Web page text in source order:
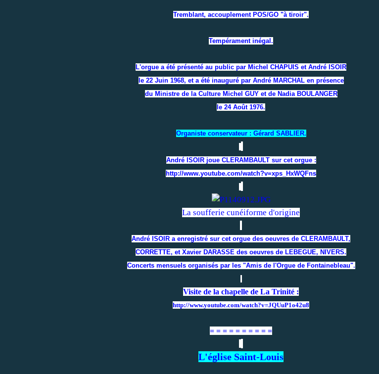
Tremblant, accouplement POS/GO "à tiroir".
Tempérament inégal.
L'orgue a été présenté au public par Michel CHAPUIS et André ISOIR
le 22 Juin 1968, et a été inauguré par André MARCHAL en présence
du Ministre de la Culture Michel GUY et de Nadia BOULANGER
le 24 Août 1976.
Organiste conservateur : Gérard SABLIER.
André ISOIR joue CLERAMBAULT sur cet orgue :
http://www.youtube.com/watch?v=xps_HxWQFns
La soufferie cunéiforme d'origine
André ISOIR a enregistré sur cet orgue des oeuvres de CLERAMBAULT,
CORRETTE, et Xavier DARASSE des oeuvres de LEBEGUE, NIVERS.
Concerts mensuels organisés par les "Amis de l'Orgue de Fontainebleau".
Visite de la chapelle de La Trinité :
http://www.youtube.com/watch?v=JQUuP1o42u8
= = = = = = = = = =
L'église Saint-Louis